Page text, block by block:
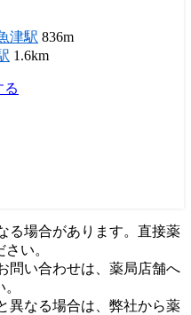
津駅 836m
1.6km
る
る場合があります。直接薬
い。
問い合わせは、薬局店舗へ
異なる場合は、弊社から薬